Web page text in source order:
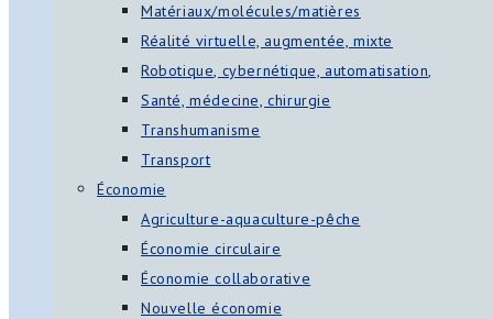
Matériaux/molécules/matières
Réalité virtuelle, augmentée, mixte
Robotique, cybernétique, automatisation,
Santé, médecine, chirurgie
Transhumanisme
Transport
Économie
Agriculture-aquaculture-pêche
Économie circulaire
Économie collaborative
Nouvelle économie